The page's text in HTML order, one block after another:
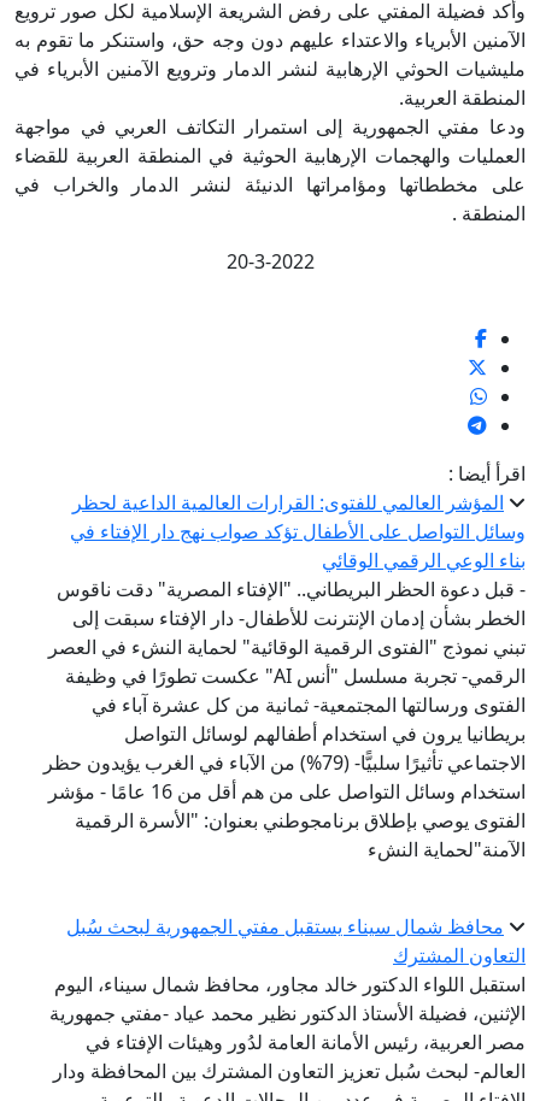
وأكد فضيلة المفتي على رفض الشريعة الإسلامية لكل صور ترويع
الآمنين الأبرياء والاعتداء عليهم دون وجه حق، واستنكر ما تقوم به
مليشيات الحوثي الإرهابية لنشر الدمار وترويع الآمنين الأبرياء في
المنطقة العربية.
ودعا مفتي الجمهورية إلى استمرار التكاتف العربي في مواجهة
العمليات والهجمات الإرهابية الحوثية في المنطقة العربية للقضاء
على مخططاتها ومؤامراتها الدنيئة لنشر الدمار والخراب في
المنطقة .
20-3-2022
اقرأ أيضا :
المؤشر العالمي للفتوى: القرارات العالمية الداعية لحظر
وسائل التواصل على الأطفال تؤكد صواب نهج دار الإفتاء في
بناء الوعي الرقمي الوقائي
- قبل دعوة الحظر البريطاني.. "الإفتاء المصرية" دقت ناقوس
الخطر بشأن إدمان الإنترنت للأطفال- دار الإفتاء سبقت إلى
تبني نموذج "الفتوى الرقمية الوقائية" لحماية النشء في العصر
الرقمي- تجربة مسلسل "أنس AI" عكست تطورًا في وظيفة
الفتوى ورسالتها المجتمعية- ثمانية من كل عشرة آباء في
بريطانيا يرون في استخدام أطفالهم لوسائل التواصل
الاجتماعي تأثيرًا سلبيًّا- (79%) من الآباء في الغرب يؤيدون حظر
استخدام وسائل التواصل على من هم أقل من 16 عامًا - مؤشر
الفتوى يوصي بإطلاق برنامجوطني بعنوان: "الأسرة الرقمية
الآمنة"لحماية النشء
محافظ شمال سيناء يستقبل مفتي الجمهورية لبحث سُبل
التعاون المشترك
استقبل اللواء الدكتور خالد مجاور، محافظ شمال سيناء، اليوم
الإثنين، فضيلة الأستاذ الدكتور نظير محمد عياد -مفتي جمهورية
مصر العربية، رئيس الأمانة العامة لدُور وهيئات الإفتاء في
العالم- لبحث سُبل تعزيز التعاون المشترك بين المحافظة ودار